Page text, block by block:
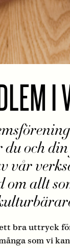
I
och
vår
om allt
bra uttryck
som vi